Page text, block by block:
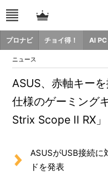
プロナビ チョイ得！ AI
ニュース
ASUS、赤軸キー
仕様のゲーミング
Strix Scope II RX」
ASUSがUSB接続に
ドを発表